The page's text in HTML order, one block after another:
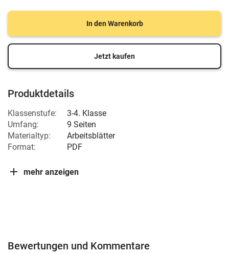
In den Warenkorb
Jetzt kaufen
Produktdetails
Klassenstufe:
3-4. Klasse
Umfang:
9 Seiten
Materialtyp:
Arbeitsblätter
Format:
PDF
mehr anzeigen
Bewertungen und Kommentare